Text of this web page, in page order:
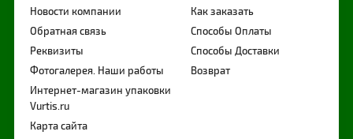
Новости компании
Обратная связь
Реквизиты
Фотогалерея. Наши работы
Интернет-магазин упаковки
Vurtis.ru
Карта сайта
Как заказать
Способы Оплаты
Способы Доставки
Возврат